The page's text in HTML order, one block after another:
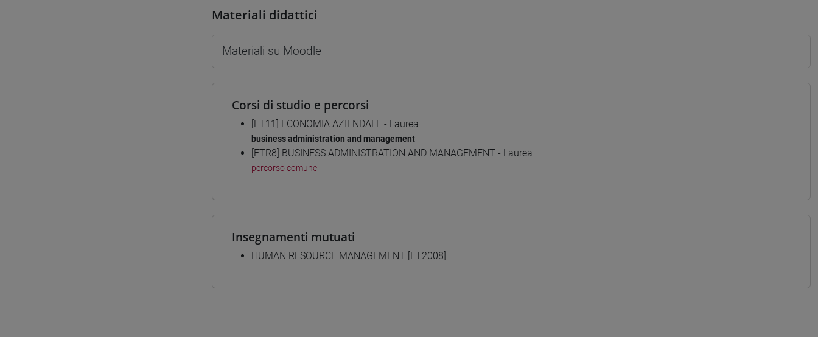
Materiali didattici
Materiali su Moodle
Corsi di studio e percorsi
[ET11] ECONOMIA AZIENDALE - Laurea
business administration and management
[ETR8] BUSINESS ADMINISTRATION AND MANAGEMENT - Laurea
percorso comune
Insegnamenti mutuati
HUMAN RESOURCE MANAGEMENT [ET2008]